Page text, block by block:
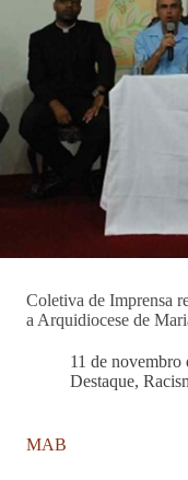
Coletiva de Imprensa
11 de novembro
Destaque,
MAB